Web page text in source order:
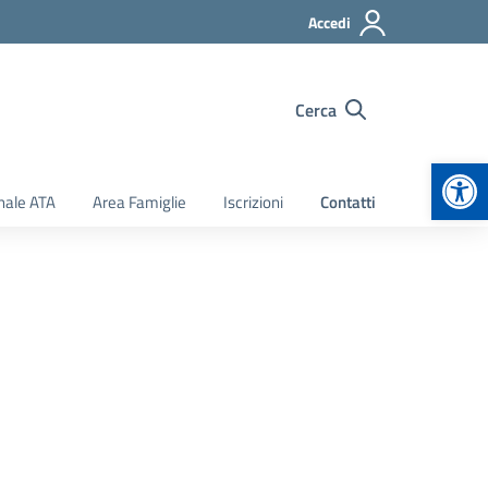
Accedi
Cerca
ATA Area Famiglie Iscrizioni Contatti